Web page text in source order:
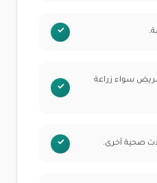
سواء زراعة
صحية أخرى.